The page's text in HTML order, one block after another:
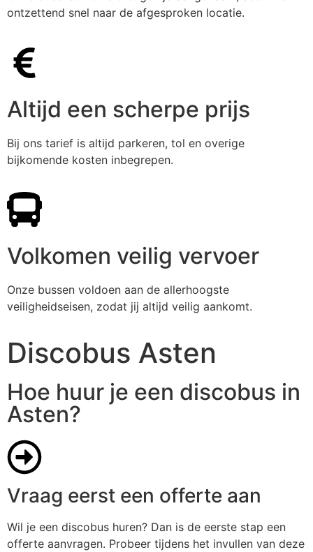
ontzettend snel naar de afgesproken locatie.
Altijd een scherpe prijs
Bij ons tarief is altijd parkeren, tol en overige
bijkomende kosten inbegrepen.
Volkomen veilig vervoer
Onze bussen voldoen aan de allerhoogste
veiligheidseisen, zodat jij altijd veilig aankomt.
Discobus Asten
Hoe huur je een discobus in
Asten?
Vraag eerst een offerte aan
Wil je een discobus huren? Dan is de eerste stap een
offerte aanvragen. Probeer tijdens het invullen van deze